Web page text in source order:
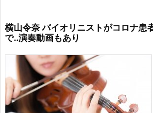
横山令奈 バイオリニストがコロナ患
で..演奏動画もあり